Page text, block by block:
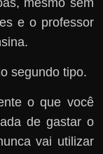
mesmo sem
e o professor
segundo tipo.
o que você
de gastar o
vai utilizar